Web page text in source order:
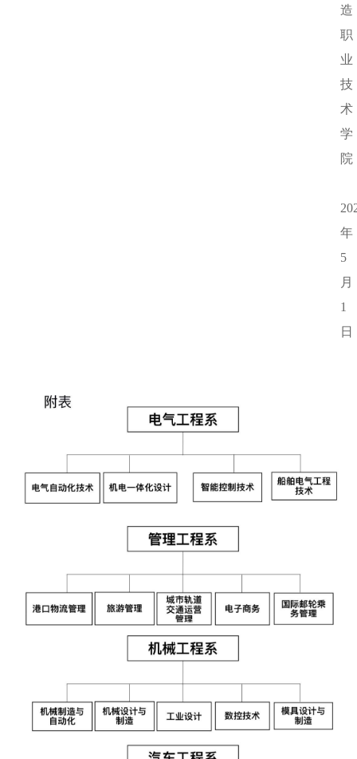
造
职
业
技
术
学
院
年
5
月
1
日